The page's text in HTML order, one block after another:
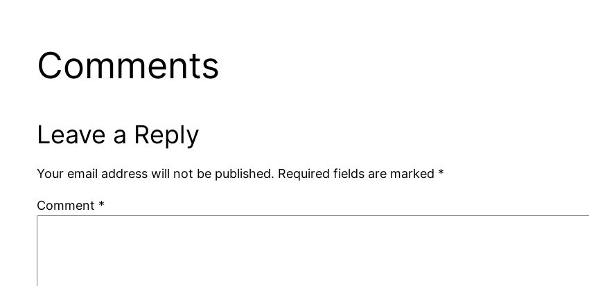
Comments
Leave a Reply
Your email address will not be published. Required fields are marked *
Comment *